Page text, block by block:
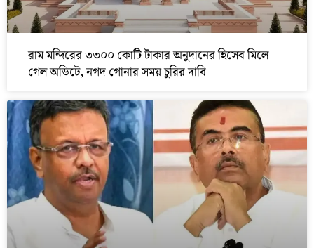
রাম মন্দিরের ৩৩০০ কোটি টাকার অনুদানের হিসেব মিলে
গেল অডিটে, নগদ গোনার সময় চুরির দাবি